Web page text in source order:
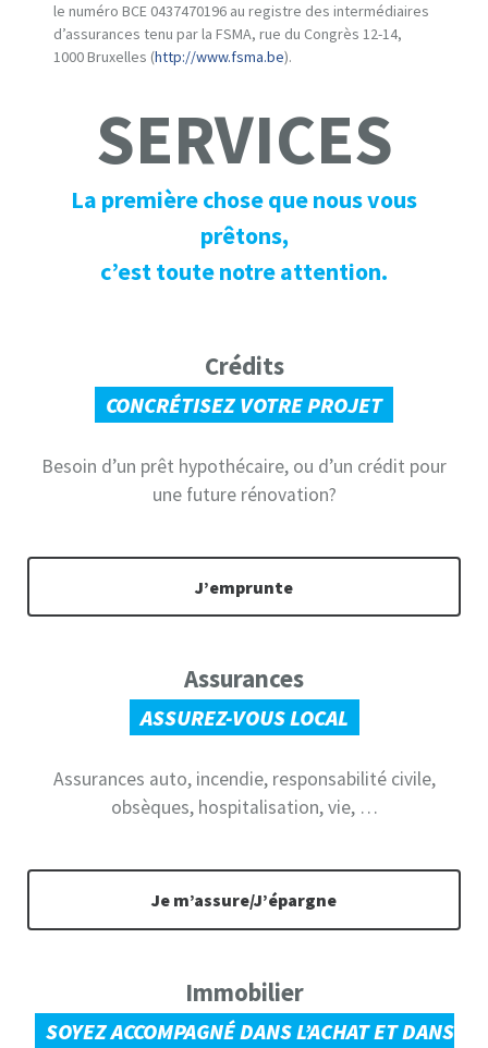
le numéro BCE 0437470196 au registre des intermédiaires
d’assurances tenu par la FSMA, rue du Congrès 12-14,
1000 Bruxelles (http://www.fsma.be).
SERVICES
La première chose que nous vous
prêtons,
c’est toute notre attention.
Crédits
CONCRÉTISEZ VOTRE PROJET
Besoin d’un prêt hypothécaire, ou d’un crédit pour
une future rénovation?
J’emprunte
Assurances
ASSUREZ-VOUS LOCAL
Assurances auto, incendie, responsabilité civile,
obsèques, hospitalisation, vie, …
Je m’assure/J’épargne
Immobilier
SOYEZ ACCOMPAGNÉ DANS L’ACHAT ET DANS